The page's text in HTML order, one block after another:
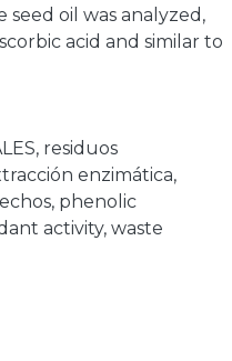
oil was analyzed,
acid and similar to
, residuos
enzimática,
, phenolic
activity, waste